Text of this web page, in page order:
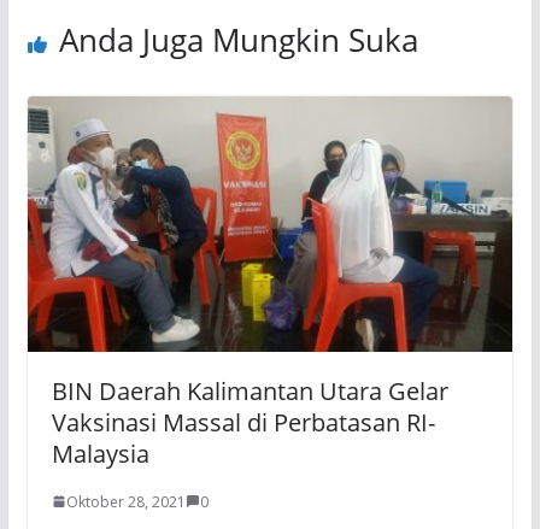
Anda Juga Mungkin Suka
BIN Daerah Kalimantan Utara Gelar
Vaksinasi Massal di Perbatasan RI-
Malaysia
Oktober 28, 2021 0